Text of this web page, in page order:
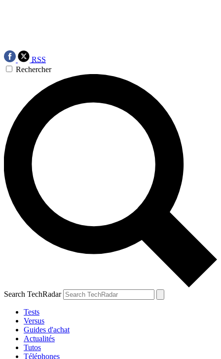
RSS
Rechercher
Search TechRadar
Tests
Versus
Guides d'achat
Actualités
Tutos
Téléphones